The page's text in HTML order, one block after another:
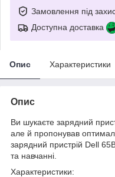
Замовлення під
Доступна доставка
Опис Характеристики
Опис
Ви шукаєте зарядний
але й пропонував
зарядний пристрій Dell
та навчанні.
Характеристики: